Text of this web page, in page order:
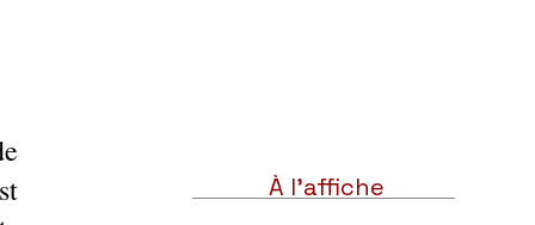
À l'affiche